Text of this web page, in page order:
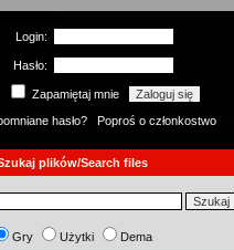
Login:
Hasło:
Zapamiętaj mnie
hasło?
Poproś o członkostwo
plików/Search files
Gry Użytki Dema